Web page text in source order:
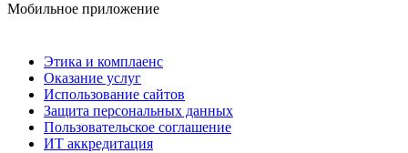
Мобильное приложение
Этика и комплаенс
Оказание услуг
Использование сайтов
Защита персональных данных
Пользовательское соглашение
ИТ аккредитация